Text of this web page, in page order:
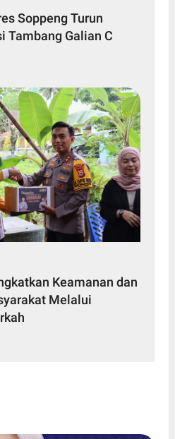
Soppeng Turun
Tambang Galian C
Keamanan dan
Melalui